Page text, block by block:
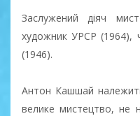
Заслужений діяч
художник УРСР (1964),
(1946).
Антон Кашшай
велике мистецтво, не